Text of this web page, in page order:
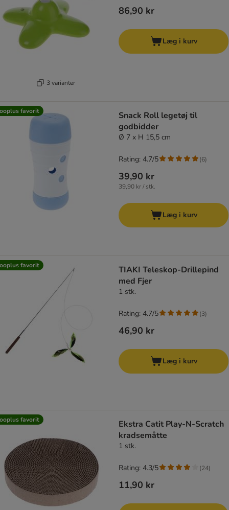
3 varianter
86,90 kr
Læg i kurv
favorit
Snack Roll legetøj til
godbidder
Ø 7 x H 15,5 cm
39,90 kr
39,90 kr / stk.
Rating: 4.7/5 (6)
Læg i kurv
favorit
TIAKI Teleskop-Drillepind
med Fjer
1 stk.
46,90 kr
Rating: 4.7/5 (3)
Læg i kurv
favorit
Ekstra Catit Play-N-Scratch
kradsemåtte
1 stk.
11,90 kr
Rating: 4.3/5 (24)